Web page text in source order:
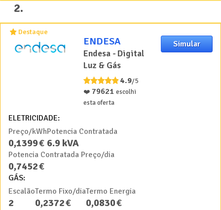
2.
Destaque
ENDESA
Endesa - Digital
Luz & Gás
ELETRICIDADE:
Preço/kWh
0,1399€
Potencia Contratada
6.9 kVA
Potencia Contratada Preço/dia
0,7452€
GÁS:
Escalão
2
Termo Fixo/dia
0,2372€
Termo Energia
0,0830€
4.9/5
❤️ 79621 escolhi
esta oferta
Simular